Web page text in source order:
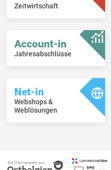
ab 11/2025
in) ab 11/2025
in) ab 10/2025
in, Trade-in, Scan-in) ab
in) ab 10/2025
Zeitwirtschaft
Account-in
Jahresabschlüsse
Net-in
Webshops &
Weblösungen